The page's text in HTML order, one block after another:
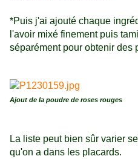
*Puis j'ai ajouté chaque
l'avoir mixé finement puis
séparément pour obtenir des
Ajout de la poudre de roses rouges
La liste peut bien sûr varier
qu'on a dans les placards.